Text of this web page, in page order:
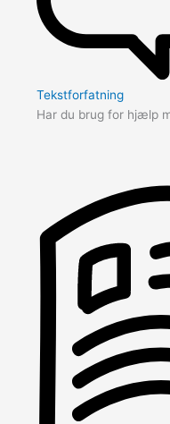
Tekstforfatning
Har du brug for hjælp